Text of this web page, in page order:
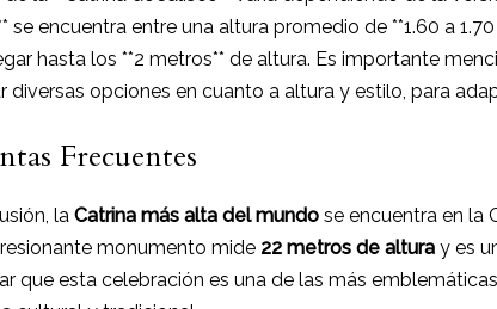
se encuentra entre una altura promedio de **1.60 a
hasta los **2 metros** de altura. Es importante
diversas opciones en cuanto a altura y estilo, para
Frecuentes
la Catrina más alta del mundose encuentra en la
monumento mide 22 metros de alturay es
que esta celebración es una de las más